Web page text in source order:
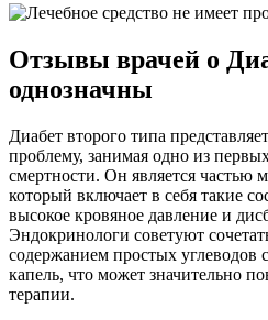
Отзывы врачей о
однозначны
Диабет второго типа
проблему, занимая одно из
смертности. Он является частью
который включает в себя такие
высокое кровяное давление и
Эндокринологи советуют
содержанием простых углеводов
капель, что может значительно
терапии.